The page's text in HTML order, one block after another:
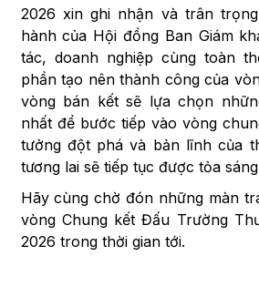
2026 xin ghi nhận và trân
hành của Hội đồng Ban Giám
tác, doanh nghiệp cùng toàn
phần tạo nên thành công của
vòng bán kết sẽ lựa chọn
nhất để bước tiếp vào vòng
tưởng đột phá và bản lĩnh của
tương lai sẽ tiếp tục được tỏa
Hãy cùng chờ đón những màn
vòng Chung kết Đấu Trường
2026 trong thời gian tới.